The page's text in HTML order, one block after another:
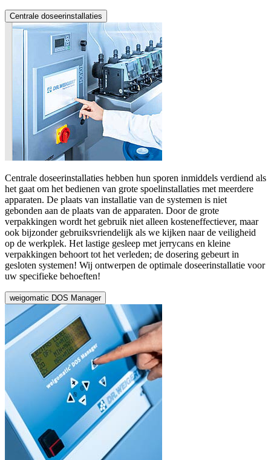
Centrale doseerinstallaties
Centrale doseerinstallaties hebben hun sporen inmiddels verdiend als
het gaat om het bedienen van grote spoelinstallaties met meerdere
apparaten. De plaats van installatie van de systemen is niet
gebonden aan de plaats van de apparaten. Door de grote
verpakkingen wordt het gebruik niet alleen kosteneffectiever, maar
ook bijzonder gebruiksvriendelijk als we kijken naar de veiligheid
op de werkplek. Het lastige gesleep met jerrycans en kleine
verpakkingen behoort tot het verleden; de dosering gebeurt in
gesloten systemen! Wij ontwerpen de optimale doseerinstallatie voor
uw specifieke behoeften!
weigomatic DOS Manager